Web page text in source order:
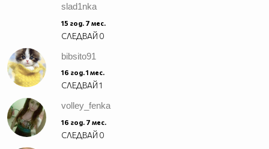
slad1nka
15 год. 7 мес.
СЛЕДВАЙ 0
bibsito91
16 год. 1 мес.
СЛЕДВАЙ1
volley_fenka
16 год. 7 мес.
СЛЕДВАЙ 0